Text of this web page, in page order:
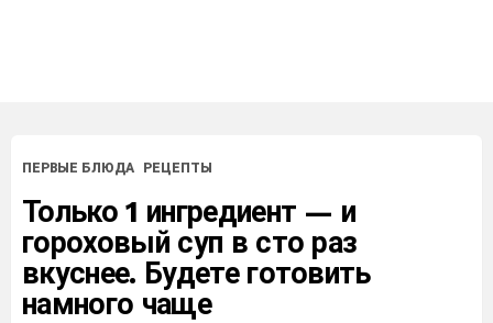
ПЕРВЫЕ БЛЮДА РЕЦЕПТЫ
Только 1 ингредиент — и
гороховый суп в сто раз
вкуснее. Будете готовить
намного чаще